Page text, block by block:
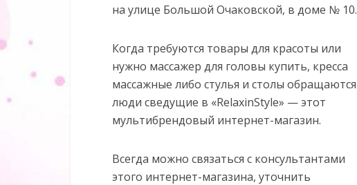
на улице Большой Очаковской, в доме № 10.
Когда требуются товары для красоты или
нужно массажер для головы купить, кресса
массажные либо стулья и столы обращаются
люди сведущие в «RelaxinStyle» — этот
мультибрендовый интернет-магазин.
Всегда можно связаться с консультантами
этого интернет-магазина, уточнить